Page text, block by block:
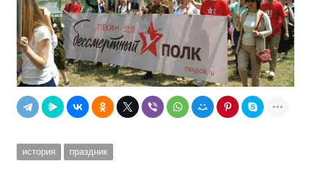
история праздник